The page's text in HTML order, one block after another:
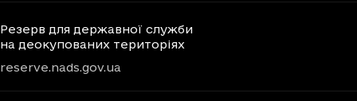
Резерв для державної служби
на деокупованих територіях
reserve.nads.gov.ua